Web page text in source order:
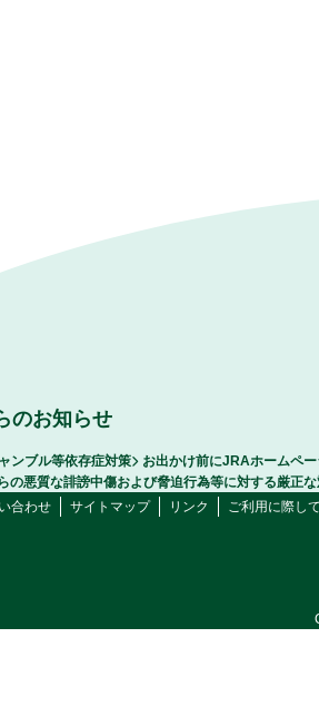
のお知らせ
ンブル等依存症対策
お出かけ前にJRAホームペ
の悪質な誹謗中傷および脅迫行為等に対する厳正
合わせ
サイトマップ リンク ご利用に際し